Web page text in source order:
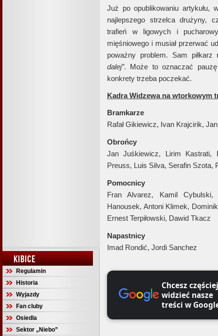
KIBICE
Regulamin
Historia
Wyjazdy
Fan cluby
Osiedla
Sektor „Niebo”
Już po opublikowaniu artykułu,
najlepszego strzelca drużyny,
trafień w ligowych i
mięśniowego i musiał przerwać
poważny problem. Sam
dalej”. Może to oznaczać
konkrety trzeba poczekać.
Kadra Widzewa na wtorkowym
Bramkarze
Rafał Gikiewicz, Ivan Krajcirik,
Obrońcy
Jan Juśkiewicz, Lirim Kastrati,
Preuss, Luis Silva, Serafin Szota,
Pomocnicy
Fran Alvarez, Kamil
Hanousek, Antoni Klimek,
Ernest Terpiłowski, Dawid Tkacz
Napastnicy
Imad Rondić, Jordi Sanchez
Chcesz częściej
widzieć nasze
treści w